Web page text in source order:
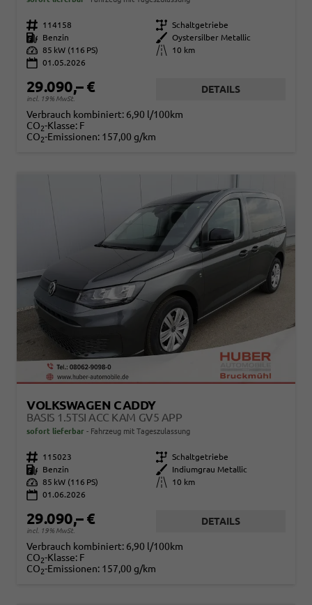
Fahrzeugnr. 114158 Getriebe Schaltgetriebe
Kraftstoff
Benzin Außenfarbe
Oystersilber Metallic
Leistung 85 kW (116 PS) Kilometerstand
10 km
01.05.2026
29.090,– €
incl. 19% MwSt.
DETAILS
Verbrauch kombiniert: 6,90 l/100km
CO2-Klasse: F
CO2-Emissionen: 157,00 g/km
VOLKSWAGEN CADDY
BASIS 1.5TSI ACC KAM GV5 APP
sofort lieferbar Fahrzeug mit Tageszulassung
Fahrzeugnr. 115023 Getriebe Schaltgetriebe
Kraftstoff
Benzin Außenfarbe
Indiumgrau Metallic
Leistung 85 kW (116 PS) Kilometerstand
10 km
01.06.2026
29.090,– €
incl. 19% MwSt.
DETAILS
Verbrauch kombiniert: 6,90 l/100km
CO2-Klasse: F
CO2-Emissionen: 157,00 g/km